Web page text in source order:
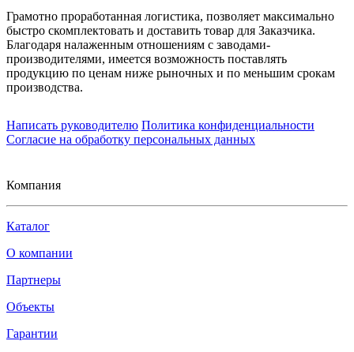
Грамотно проработанная логистика, позволяет максимально
быстро скомплектовать и доставить товар для Заказчика.
Благодаря налаженным отношениям с заводами-
производителями, имеется возможность поставлять
продукцию по ценам ниже рыночных и по меньшим срокам
производства.
Написать руководителю Политика конфиденциальности
Согласие на обработку персональных данных
Компания
Каталог
О компании
Партнеры
Объекты
Гарантии